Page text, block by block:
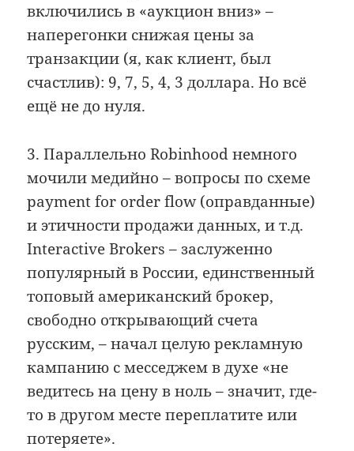
включились в «аукцион вниз» –
наперегонки снижая цены за
транзакции (я, как клиент, был
счастлив): 9, 7, 5, 4, 3 доллара. Но всё
ещё не до нуля.
3. Параллельно Robinhood немного
мочили медийно – вопросы по схеме
payment for order flow (оправданные)
и этичности продажи данных, и т.д.
Interactive Brokers – заслуженно
популярный в России, единственный
топовый американский брокер,
свободно открывающий счета
русским, – начал целую рекламную
кампанию с месседжем в духе «не
ведитесь на цену в ноль – значит, где-
то в другом месте переплатите или
потеряете».